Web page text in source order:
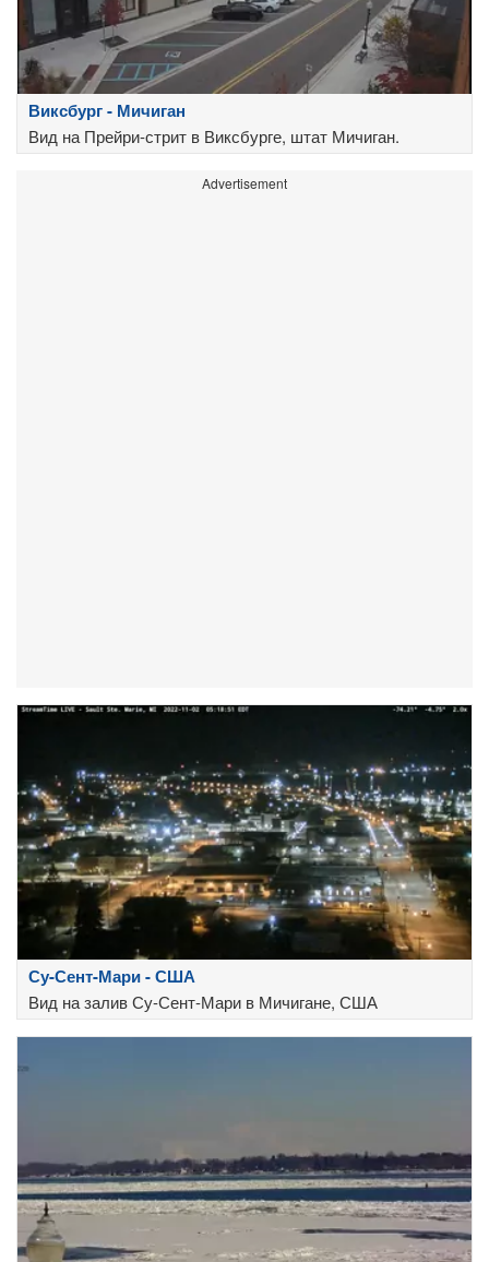
Виксбург - Мичиган
Вид на Прейри-стрит в Виксбурге, штат Мичиган.
Advertisement
Су-Сент-Мари - США
Вид на залив Су-Сент-Мари в Мичигане, США